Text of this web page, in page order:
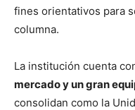
fines orientativos para
columna.
La institución cuenta
mercado y un gran
consolidan como la